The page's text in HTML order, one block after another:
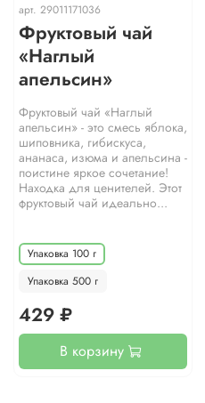
арт. 29011171036
Фруктовый чай
«Наглый
апельсин»
Фруктовый чай «Наглый
апельсин» - это смесь яблока,
шиповника, гибискуса,
ананаса, изюма и апельсина -
поистине яркое сочетание!
Находка для ценителей. Этот
фруктовый чай идеально...
Упаковка 100 г
Упаковка 500 г
429 ₽
В корзину